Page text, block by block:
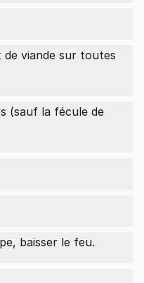
de viande sur toutes
(sauf la fécule de
baisser le feu.